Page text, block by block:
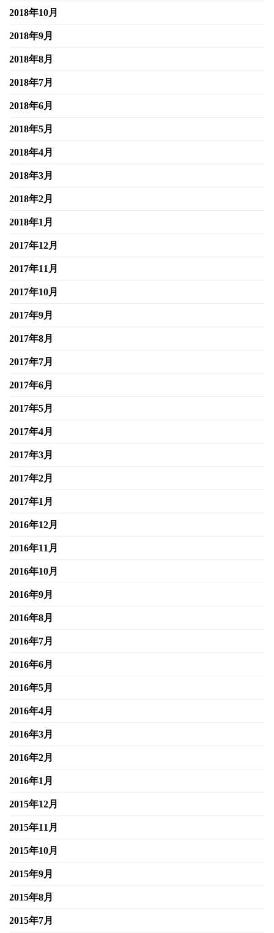
2018年10月
2018年9月
2018年8月
2018年7月
2018年6月
2018年5月
2018年4月
2018年3月
2018年2月
2018年1月
2017年12月
2017年11月
2017年10月
2017年9月
2017年8月
2017年7月
2017年6月
2017年5月
2017年4月
2017年3月
2017年2月
2017年1月
2016年12月
2016年11月
2016年10月
2016年9月
2016年8月
2016年7月
2016年6月
2016年5月
2016年4月
2016年3月
2016年2月
2016年1月
2015年12月
2015年11月
2015年10月
2015年9月
2015年8月
2015年7月